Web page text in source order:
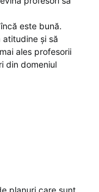
este bună.
și să
ales profesorii
din domeniul